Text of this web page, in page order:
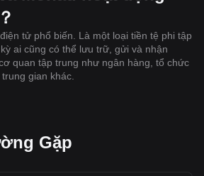
tử phổ biến. Là một loại tiền tệ phi tập
ai cũng có thể lưu trữ, gửi và nhận
quan tập trung như ngân hàng, tổ chức
gian khác.
Gặp